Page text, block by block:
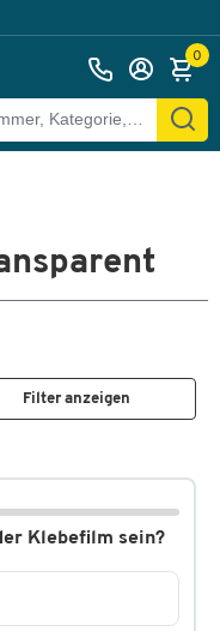
0
Filter anzeigen
Klebefilm sein?